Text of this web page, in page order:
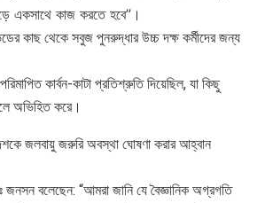
একসাথে কাজ করতে হবে”।
কাছ থেকে সবুজ পুনরুদ্ধার উচ্চ দক্ষ কর্মীদের জন্য
কার্বন-কাটা প্রতিশ্রুতি দিয়েছিল, যা কিছু
অভিহিত করে।
জলবায়ু জরুরি অবস্থা ঘোষণা করার আহ্বান
জনসন বলেছেন: “আমরা জানি যে বৈজ্ঞানিক অগ্রগতি